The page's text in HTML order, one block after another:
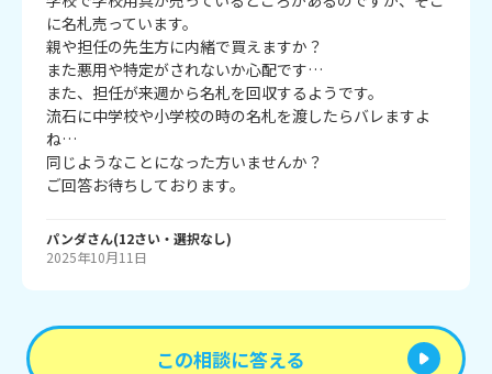
に名札売っています。
親や担任の先生方に内緒で買えますか？
また悪用や特定がされないか心配です…
また、担任が来週から名札を回収するようです。
流石に中学校や小学校の時の名札を渡したらバレますよ
ね…
同じようなことになった方いませんか？
ご回答お待ちしております。
パンダさん(12さい・ 選択なし)
2025年10月11日
この相談に答える